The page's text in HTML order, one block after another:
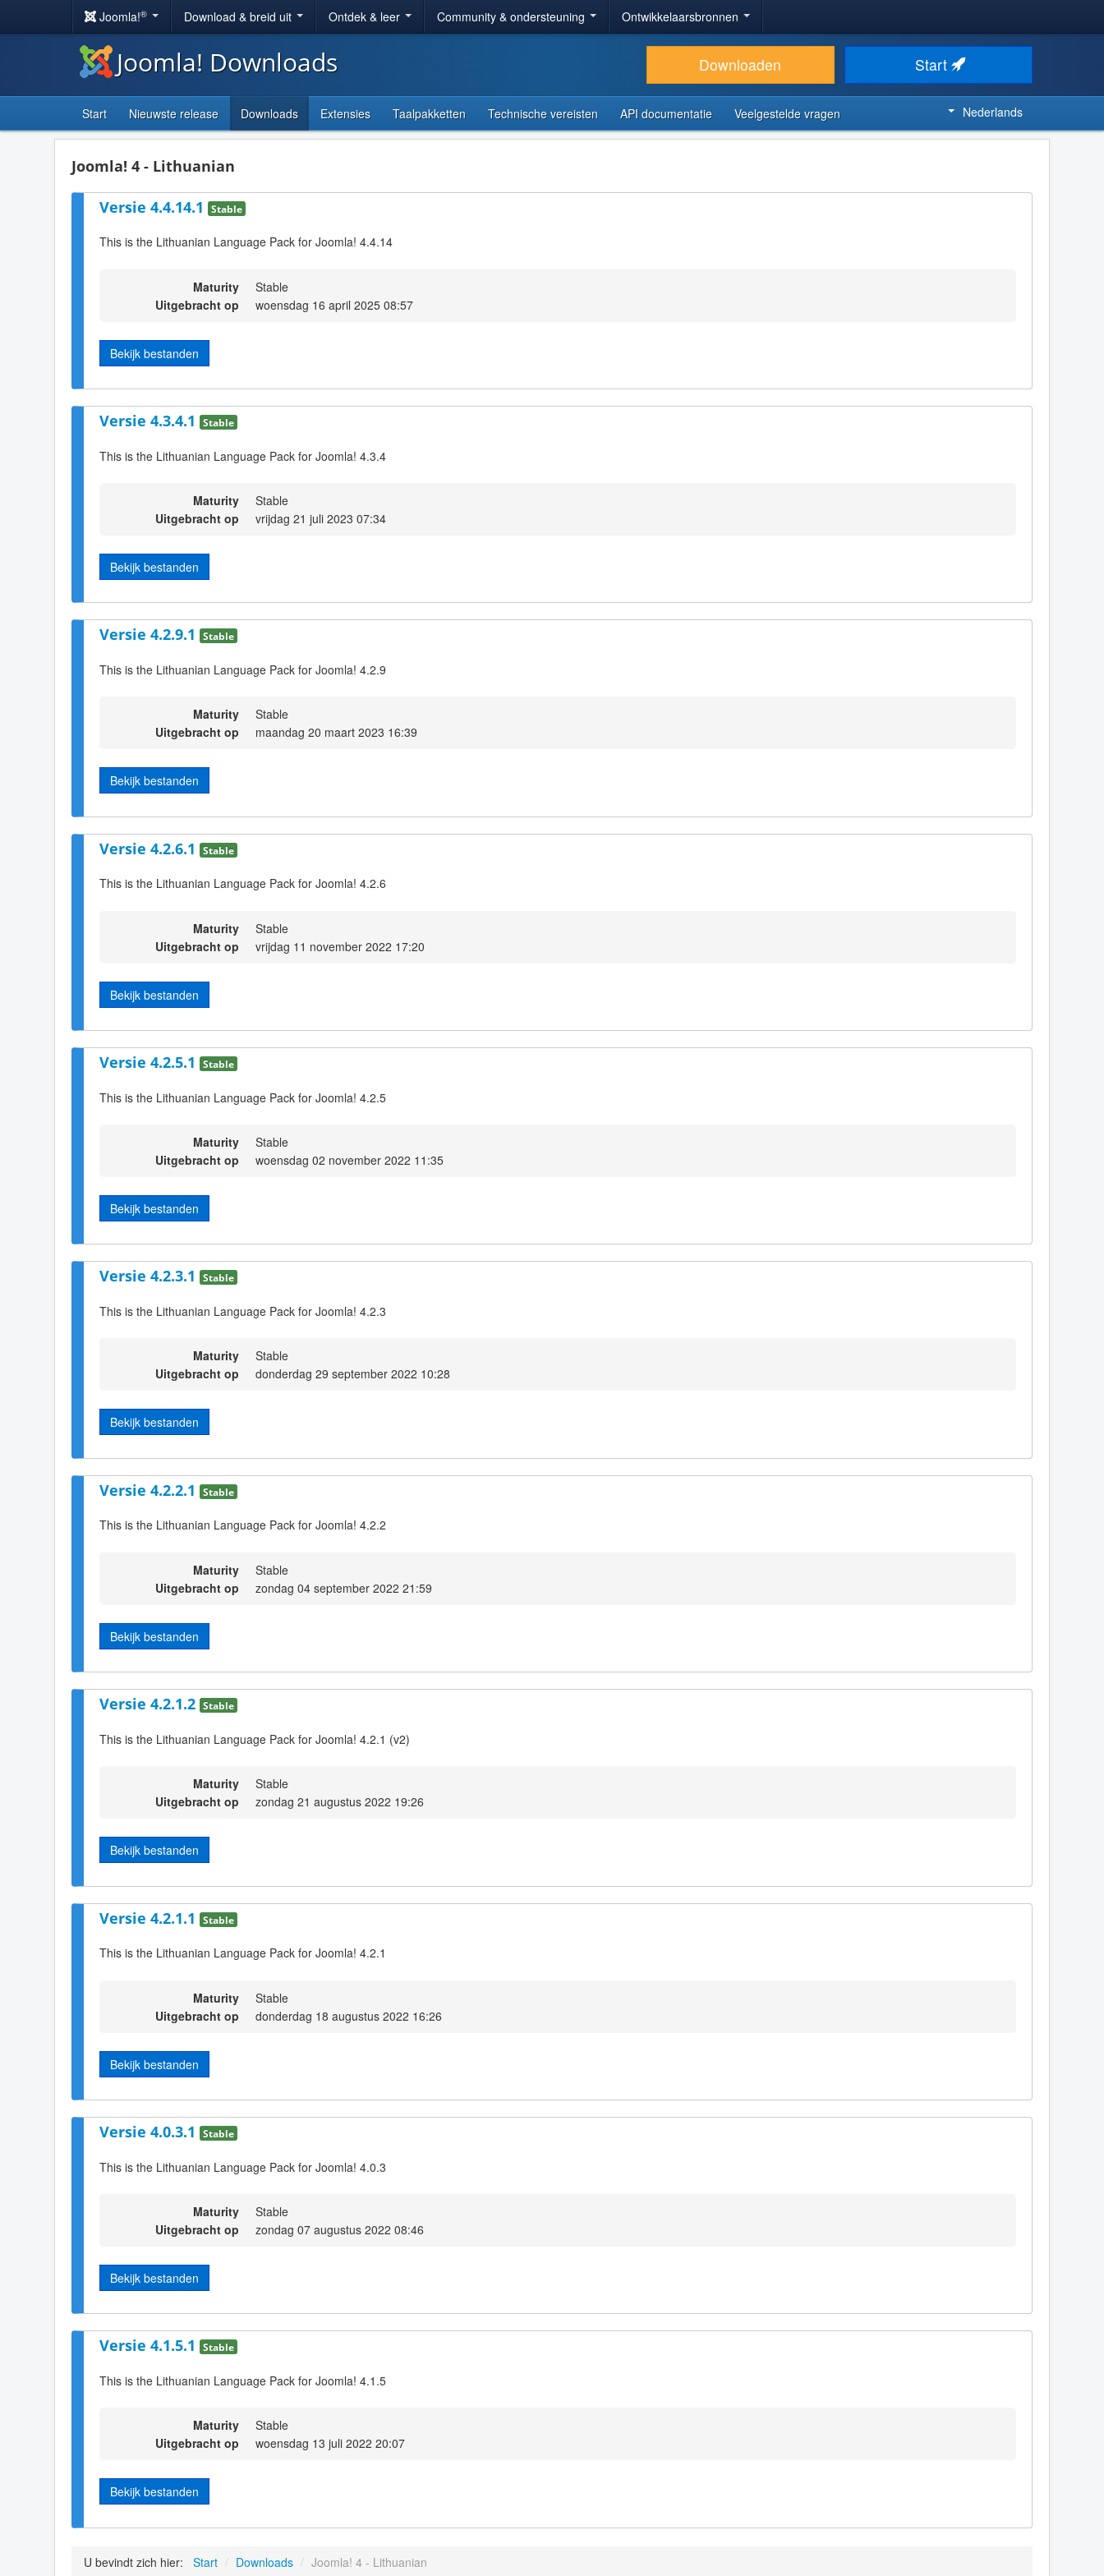
Joomla!® Download & breid uit Ontdek & leer Community & ondersteuning Ontwikkelaarsbronnen
Joomla! Downloads Downloaden Start
Start Nieuwste release Downloads Extensies Taalpakketten Technische vereisten API documentatie Veelgestelde vragen Nederlands
Joomla! 4 - Lithuanian
Versie 4.4.14.1 Stable
This is the Lithuanian Language Pack for Joomla! 4.4.14
Maturity
Stable
Uitgebracht op
woensdag 16 april 2025 08:57
Bekijk bestanden
Versie 4.3.4.1 Stable
This is the Lithuanian Language Pack for Joomla! 4.3.4
Maturity
Stable
Uitgebracht op
vrijdag 21 juli 2023 07:34
Bekijk bestanden
Versie 4.2.9.1 Stable
This is the Lithuanian Language Pack for Joomla! 4.2.9
Maturity
Stable
Uitgebracht op
maandag 20 maart 2023 16:39
Bekijk bestanden
Versie 4.2.6.1 Stable
This is the Lithuanian Language Pack for Joomla! 4.2.6
Maturity
Stable
Uitgebracht op
vrijdag 11 november 2022 17:20
Bekijk bestanden
Versie 4.2.5.1 Stable
This is the Lithuanian Language Pack for Joomla! 4.2.5
Maturity
Stable
Uitgebracht op
woensdag 02 november 2022 11:35
Bekijk bestanden
Versie 4.2.3.1 Stable
This is the Lithuanian Language Pack for Joomla! 4.2.3
Maturity
Stable
Uitgebracht op
donderdag 29 september 2022 10:28
Bekijk bestanden
Versie 4.2.2.1 Stable
This is the Lithuanian Language Pack for Joomla! 4.2.2
Maturity
Stable
Uitgebracht op
zondag 04 september 2022 21:59
Bekijk bestanden
Versie 4.2.1.2 Stable
This is the Lithuanian Language Pack for Joomla! 4.2.1 (v2)
Maturity
Stable
Uitgebracht op
zondag 21 augustus 2022 19:26
Bekijk bestanden
Versie 4.2.1.1 Stable
This is the Lithuanian Language Pack for Joomla! 4.2.1
Maturity
Stable
Uitgebracht op
donderdag 18 augustus 2022 16:26
Bekijk bestanden
Versie 4.0.3.1 Stable
This is the Lithuanian Language Pack for Joomla! 4.0.3
Maturity
Stable
Uitgebracht op
zondag 07 augustus 2022 08:46
Bekijk bestanden
Versie 4.1.5.1 Stable
This is the Lithuanian Language Pack for Joomla! 4.1.5
Maturity
Stable
Uitgebracht op
woensdag 13 juli 2022 20:07
Bekijk bestanden
U bevindt zich hier: Start / Downloads / Joomla! 4 - Lithuanian